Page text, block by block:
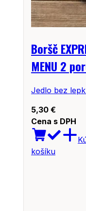
Boršč
MENU 2
Jedlo bez
5,30 €
Cena s DPH
košíku